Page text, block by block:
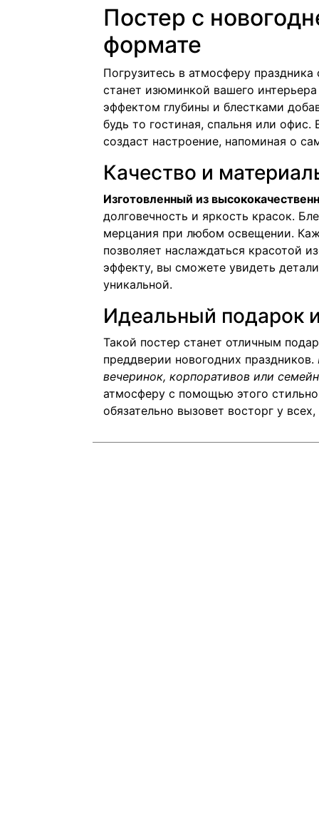
Постер с
формате
Погрузитесь в атмосферу
станет изюминкой вашего
эффектом глубины и блестками
будь то гостиная, спальня или
создаст настроение, напоминая о
Качество и
Изготовленный из
долговечность и яркость красок.
мерцания при любом освещении.
позволяет наслаждаться красотой
эффекту, вы сможете увидеть
уникальной.
Идеальный подарок
Такой постер станет отличным
преддверии новогодних праздников.
вечеринок, корпоративов или
атмосферу с помощью этого
обязательно вызовет восторг у